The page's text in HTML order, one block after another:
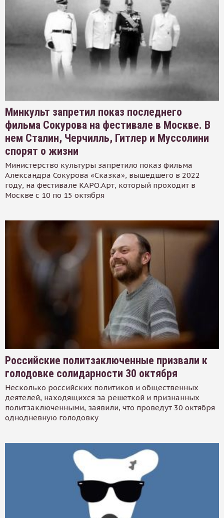
Минкульт запретил показ последнего
фильма Сокурова на фестивале в Москве. В
нем Сталин, Черчилль, Гитлер и Муссолини
спорят о жизни
Министерство культуры запретило показ фильма
Александра Сокурова «Сказка», вышедшего в 2022
году, на фестивале КАРО.Арт, который проходит в
Москве с 10 по 15 октября
Российские политзаключенные призвали к
голодовке солидарности 30 октября
Несколько российских политиков и общественных
деятелей, находящихся за решеткой и признанных
политзаключенными, заявили, что проведут 30 октября
однодневную голодовку